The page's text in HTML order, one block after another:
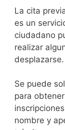
​​​​​​​​​​​​​​​​​​​​​​​​​​​​La cita
es un
ciudadano
realizar
desplazarse.​
Se puede
para
nombre y